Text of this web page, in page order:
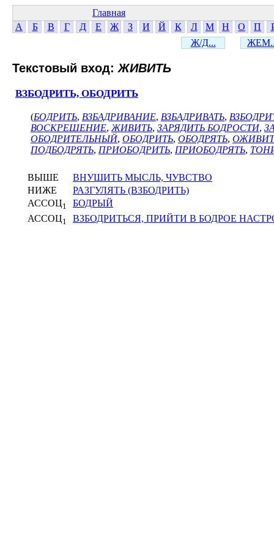
Главная
А
Б В Г Д Е Ж З И Й К Л М Н О П
Ж/Д...
Текстовый вход: ЖИВИТЬ
ВЗБОДРИТЬ, ОБОДРИТЬ
(БОДРИТЬ, ВЗБАДРИВАНИЕ, ВЗБАДРИВАТЬ,
ВОСКРЕШЕНИЕ, ЖИВИТЬ, ЗАРЯДИТЬ БОДРОСТИ,
ОБОДРИТЕЛЬНЫЙ, ОБОДРИТЬ, ОБОДРЯТЬ,
ПОДБОДРЯТЬ, ПРИОБОДРИТЬ, ПРИОБОДРЯТЬ,
ВЫШЕ
ВНУШИТЬ МЫСЛЬ, ЧУВСТВО
НИЖЕ
РАЗГУЛЯТЬ (ВЗБОДРИТЬ)
АССОЦ1
БОДРЫЙ
АССОЦ1 ВЗБОДРИТЬСЯ, ПРИЙТИ В БОДРОЕ